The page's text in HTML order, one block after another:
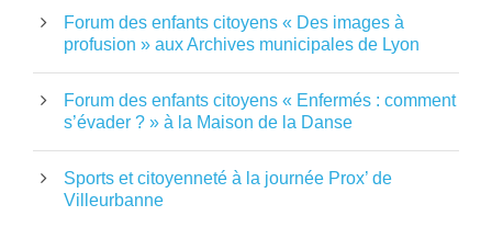
Forum des enfants citoyens « Des images à
profusion » aux Archives municipales de Lyon
Forum des enfants citoyens « Enfermés : comment
s’évader ? » à la Maison de la Danse
Sports et citoyenneté à la journée Prox’ de
Villeurbanne